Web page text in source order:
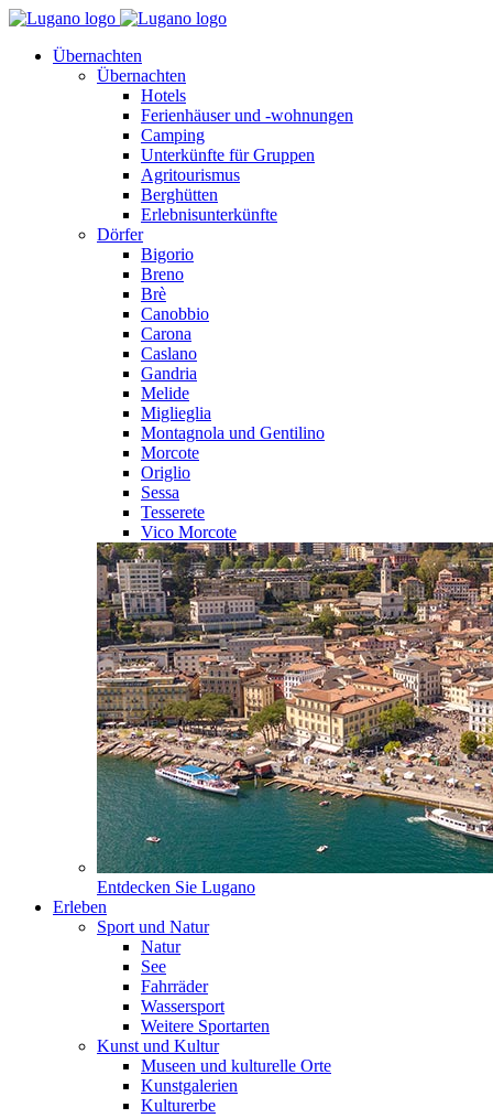
Übernachten
Übernachten
Hotels
Ferienhäuser und -wohnungen
Camping
Unterkünfte für Gruppen
Agritourismus
Berghütten
Erlebnisunterkünfte
Dörfer
Bigorio
Breno
Brè
Canobbio
Carona
Caslano
Gandria
Melide
Miglieglia
Montagnola und Gentilino
Morcote
Origlio
Sessa
Tesserete
Vico Morcote
Entdecken Sie Lugano
Erleben
Sport und Natur
Natur
See
Fahrräder
Wassersport
Weitere Sportarten
Kunst und Kultur
Museen und kulturelle Orte
Kunstgalerien
Kulturerbe